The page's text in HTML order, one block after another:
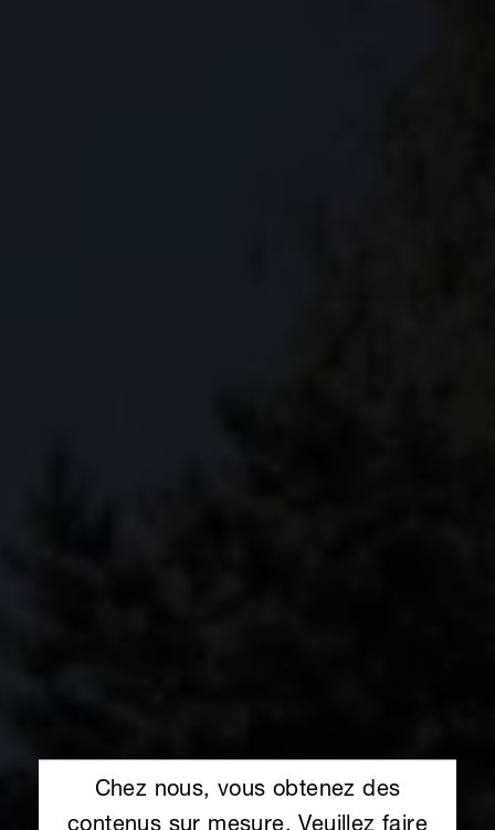
Chez nous, vous obtenez des
contenus sur mesure. Veuillez faire